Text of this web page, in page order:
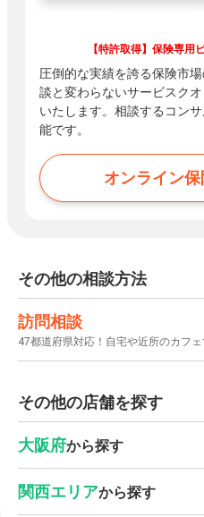
【特許取得】保険専用
圧倒的な実績を誇る保険市
談と変わらないサービスク
いたします。相談するコン
能です。
オンライン
その他の相談方法
訪問相談
47都道府県対応！自宅や近所のカフェ
その他の店舗を探す
大阪府から探す
関西エリアから探す